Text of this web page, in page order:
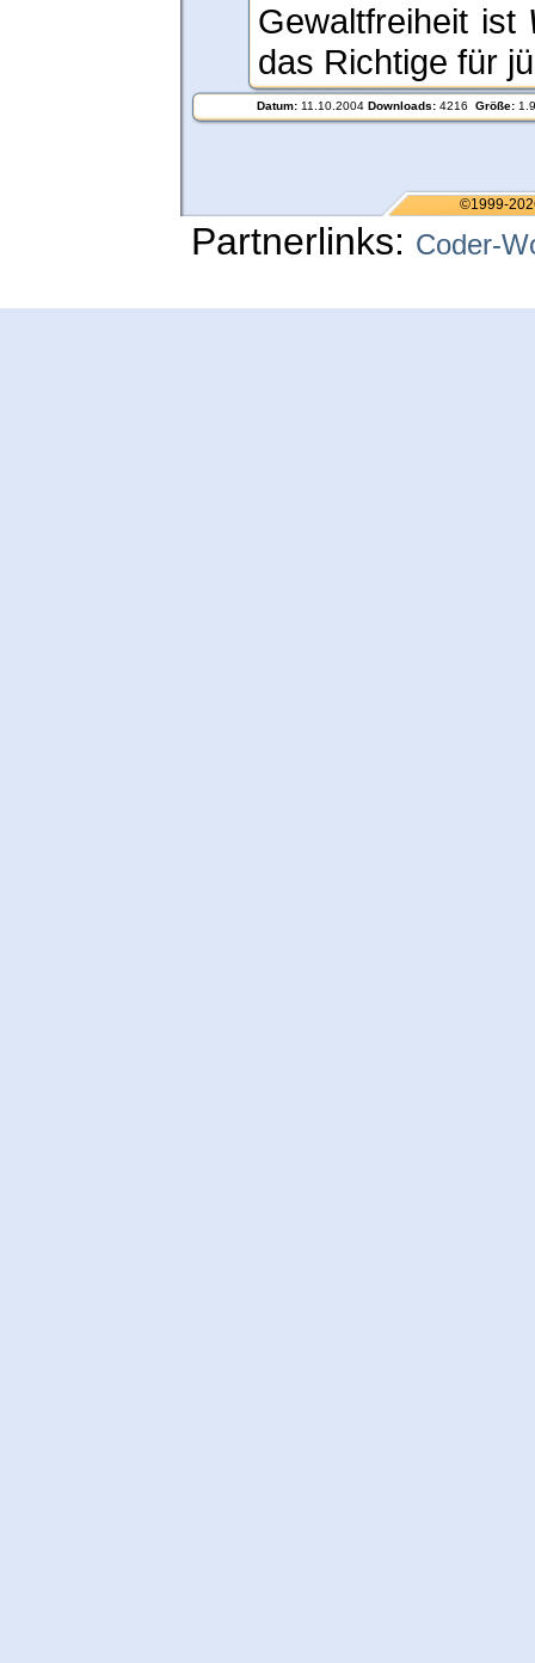
Gewaltfreiheit ist
das Richtige für
Datum: 11.10.2004 Downloads: 4216 Größe:
©1999-
Partnerlinks: Coder-